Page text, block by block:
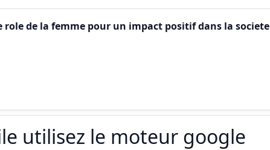
de la femme pour un impact positif dans la societe
utilisez le moteur google